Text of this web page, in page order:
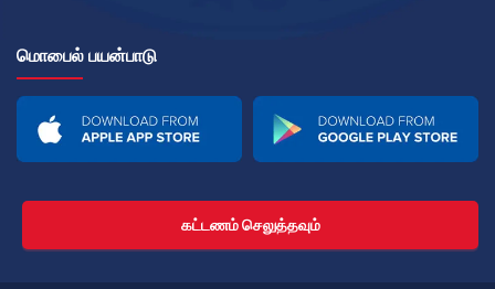
மொபைல் பயன்பாடு
கட்டணம் செலுத்தவும்